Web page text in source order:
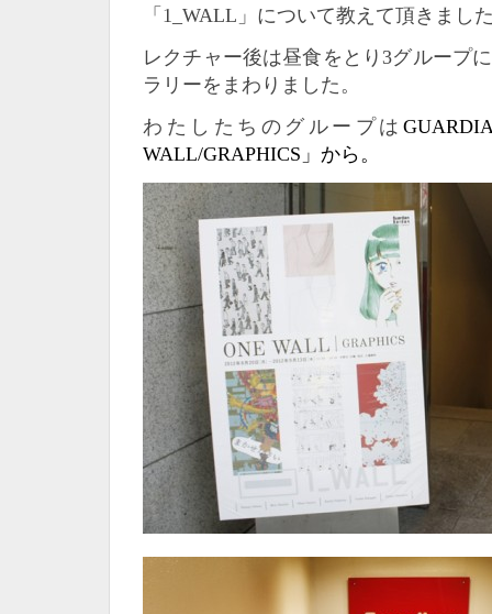
「1_WALL」について教えて頂きまし
レクチャー後は昼食をとり3グループ
ラリーをまわりました。
わたしたちのグループは
WALL/GRAPHICS」から。